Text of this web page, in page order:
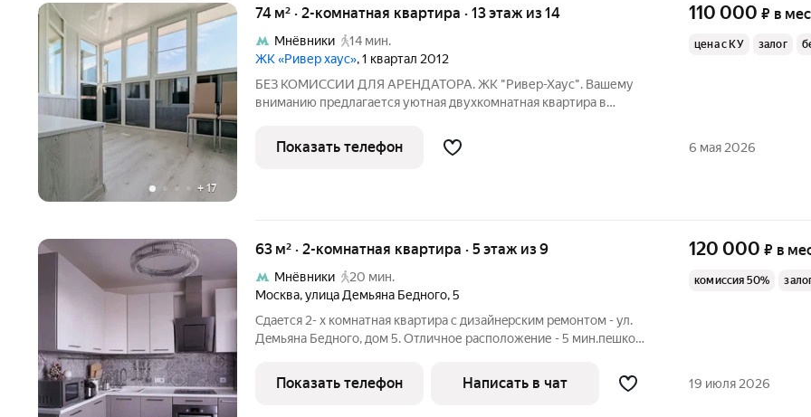
+ 17
74 м² · 2-комнатная квартира · 13 этаж из 14
Мнёвники
14 мин.
ЖК «Ривер хаус», 1 квартал 2012
БЕЗ КОМИССИИ ДЛЯ АРЕНДАТОРА. ЖК "Ривер-Хаус". Вашему
вниманию предлагается уютная двухкомнатная квартира в
и изолированная спальня полностью меблированы и
укомплектованы необходимой
110 000 ₽ в
цена с КУ залог
Показать телефон 6 мая 2026
63 м² · 2-комнатная квартира · 5 этаж из 9
Мнёвники
20 мин.
Москва,улица Демьяна Бедного,5
Сдaeтcя 2- х комнaтная квартира c дизайнeрским рeмонтoм - ул.
Дeмьянa Беднoгo, дoм 5. Отличное рacполoжeние - 5 мин.пeшкoм
большaя бecплaтная пaркoвкa, c поиcкoм меcт пpoблeм не
120 000 ₽ в
комиссия 50%
Показать телефон Написать в чат 19 июля 2026